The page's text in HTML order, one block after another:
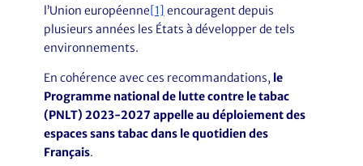
l’Union européenne[1] encouragent depuis
plusieurs années les États à développer de tels
environnements.
En cohérence avec ces recommandations, le
Programme national de lutte contre le tabac
(PNLT) 2023-2027 appelle au déploiement des
espaces sans tabac dans le quotidien des
Français.